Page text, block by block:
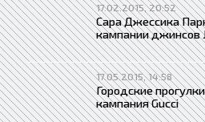
17.02.2015, 20:52
Сара Джессика
кампании джинсов
17.05.2015, 14:58
Городские
кампания Gucci